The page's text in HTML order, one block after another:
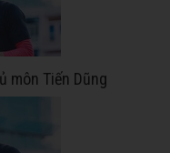
môn Tiến Dũng